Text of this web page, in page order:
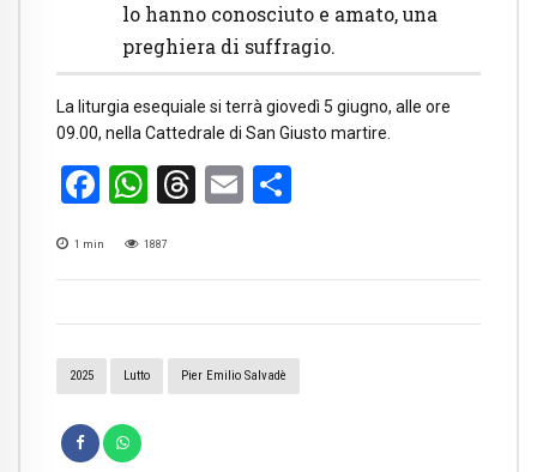
lo hanno conosciuto e amato, una
preghiera di suffragio.
La liturgia esequiale si terrà giovedì 5 giugno, alle ore
09.00, nella Cattedrale di San Giusto martire.
Facebook
WhatsApp
Threads
Email
1 min 1887
2025 Lutto Pier Emilio Salvadè